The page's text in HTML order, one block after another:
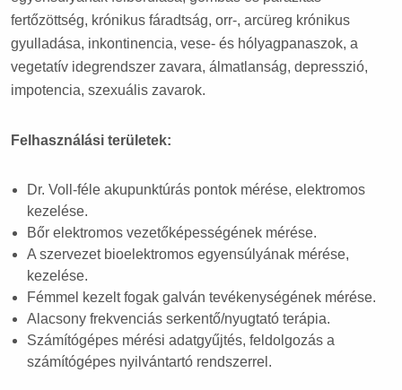
fertőzöttség, krónikus fáradtság, orr-, arcüreg krónikus
gyulladása, inkontinencia, vese- és hólyagpanaszok, a
vegetatív idegrendszer zavara, álmatlanság, depresszió,
impotencia, szexuális zavarok.
Felhasználási területek:
Dr. Voll-féle akupunktúrás pontok mérése, elektromos
kezelése.
Bőr elektromos vezetőképességének mérése.
A szervezet bioelektromos egyensúlyának mérése,
kezelése.
Fémmel kezelt fogak galván tevékenységének mérése.
Alacsony frekvenciás serkentő/nyugtató terápia.
Számítógépes mérési adatgyűjtés, feldolgozás a
számítógépes nyilvántartó rendszerrel.